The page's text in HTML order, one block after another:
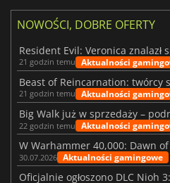
NOWOŚCI, DOBRE OFERTY
21 godzin temu Aktualności
21 godzin temu Aktualności
22 godzin temu Aktualności
30.07.2026 Aktualności gamingowe
Oficjalnie ogłoszono DLC Nioh